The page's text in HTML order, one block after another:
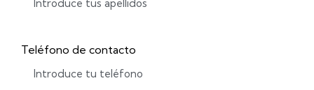
Teléfono de contacto